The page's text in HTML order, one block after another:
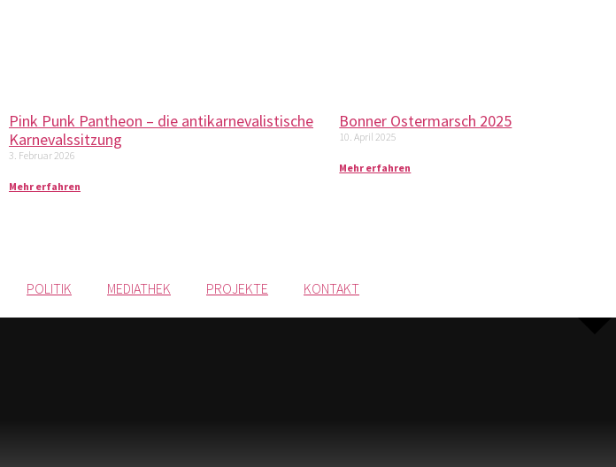
Pink Punk Pantheon – die antikarnevalistische
Karnevalssitzung
3. Februar 2026
Mehr erfahren
Bonner Ostermarsch 2025
10. April 2025
Mehr erfahren
POLITIK MEDIATHEK PROJEKTE KONTAKT